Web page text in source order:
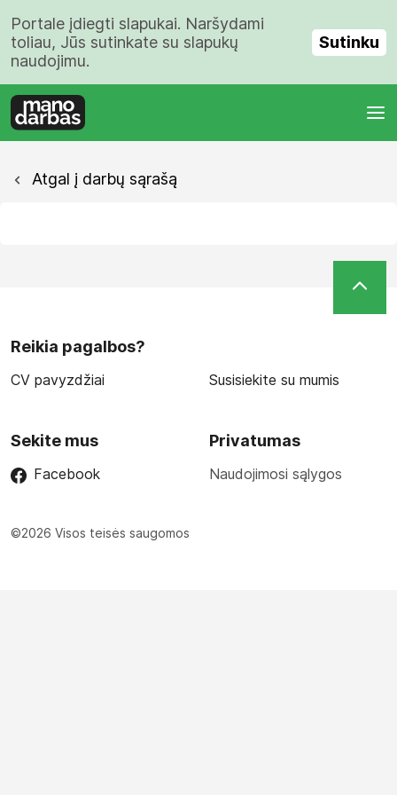
Portale įdiegti slapukai. Naršydami
toliau, Jūs sutinkate su slapukų
naudojimu.
Sutinku
Atgal į darbų sąrašą
Reikia pagalbos?
CV pavyzdžiai Susisiekite su mumis
Sekite mus
Facebook
Privatumas
Naudojimosi sąlygos
©2026 Visos teisės saugomos